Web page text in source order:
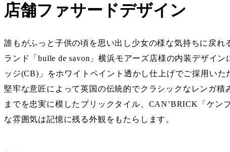
店舗ファサードデザイン
誰もがふっと子供の頃を思い出し少女の様な気持ちに戻
ランド「bulle de savon」横浜モアーズ店様の内装デザイ
ッジ(CB)」をホワイトペイント透かし仕上げでご採用いた
堅牢な意匠によって英国の伝統的でクラシックなレンガ
までを忠実に模したブリックタイル、CAN’BRICK「ケン
な雰囲気は記憶に残る外観をもたらします。